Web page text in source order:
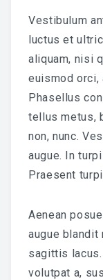
Vestibulum
luctus et
aliquam, nisi
euismod orci,
Phasellus
tellus metus,
non, nunc.
augue. In
Praesent
Aenean
augue blandit
sagittis
volutpat a,